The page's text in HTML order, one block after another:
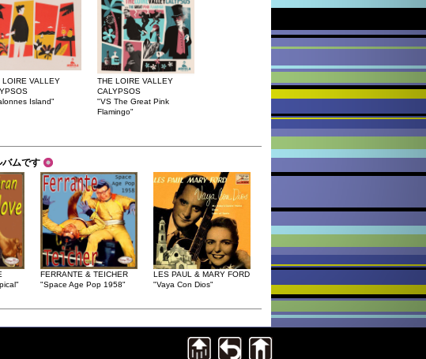
LOIRE VALLEY
Island"
THE LOIRE VALLEY
CALYPSOS
"VS The Great Pink
Flamingo"
バムです
FERRANTE & TEICHER
"Space Age Pop 1958"
LES PAUL & MARY FORD
"Vaya Con Dios"